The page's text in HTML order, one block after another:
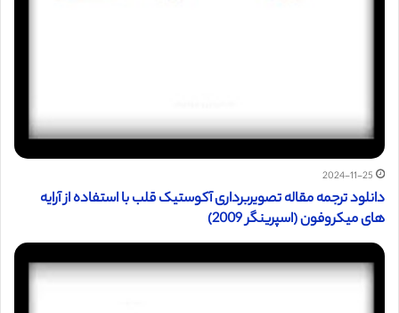
2024-11-25
دانلود ترجمه مقاله تصویربرداری آکوستیک قلب با استفاده از آرایه
های میکروفون (اسپرینگر 2009)